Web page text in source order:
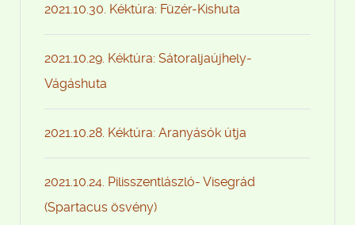
2021.10.30. Kéktúra: Füzér-Kishuta
2021.10.29. Kéktúra: Sátoraljaújhely-
Vágáshuta
2021.10.28. Kéktúra: Aranyásók útja
2021.10.24. Pilisszentlászló- Visegrád
(Spartacus ösvény)